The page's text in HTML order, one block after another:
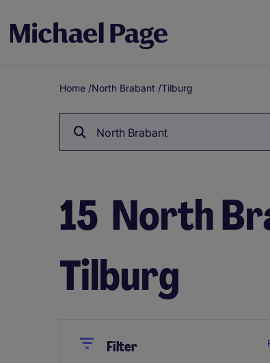
Breadcrumb
Home /North Brabant /Tilburg
North Brabant
15 North
Tilburg
CloseFilter